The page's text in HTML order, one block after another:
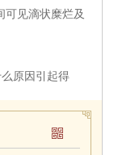
可见滴状糜烂及
原因引起得